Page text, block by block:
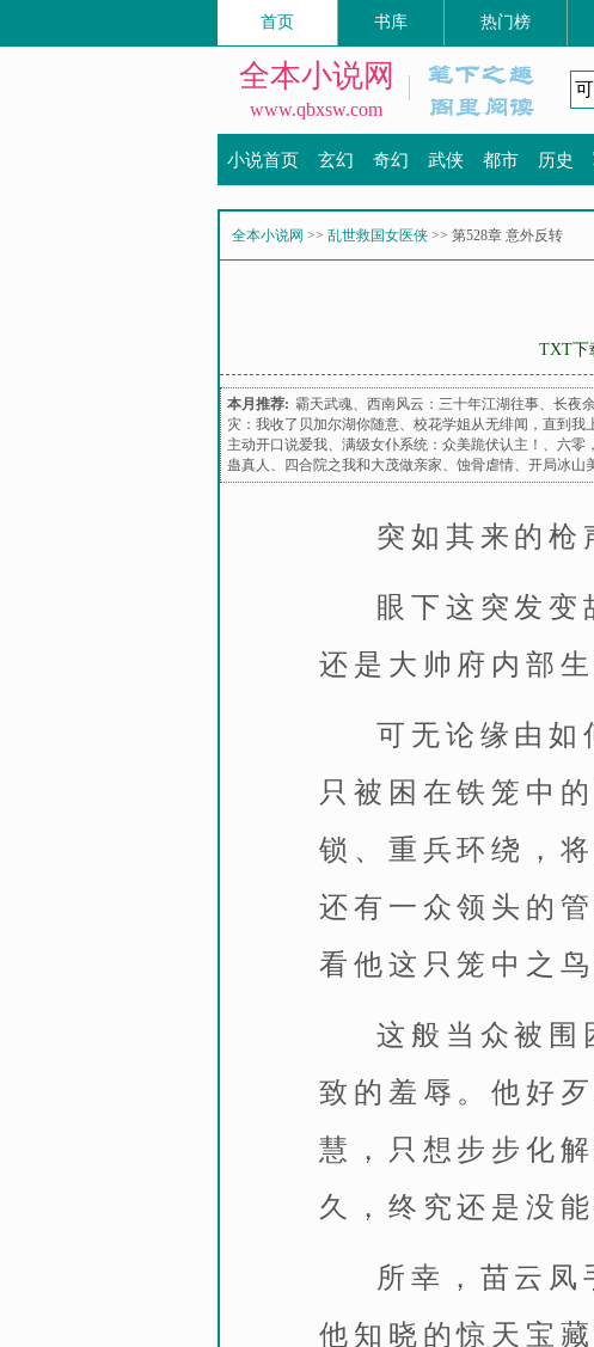
首页 书库 热门榜
全本小说网
www.qbxsw.com
小说首页 玄幻 奇幻 武侠 都市 历史
全本小说网 >> 乱世救国女医侠 >> 第528章 意外反转
TXT下
本月推荐: 霸天武魂、 西南风云：三十年江湖往事、 长夜
灾：我收了贝加尔湖你随意、 校花学姐从无绯闻，直到我
主动开口说爱我、 满级女仆系统：众美跪伏认主！ 、 六零
蛊真人 、 四合院之我和大茂做亲家、 蚀骨虐情、 开局冰山
突如其来的枪
眼下这突发变
还是大帅府内部
可无论缘由如
只被困在铁笼中
锁、重兵环绕，
还有一众领头的
看他这只笼中之
这般当众被围
致的羞辱。他好
慧，只想步步化
久，终究还是没
所幸，苗云
他知晓的惊天宝